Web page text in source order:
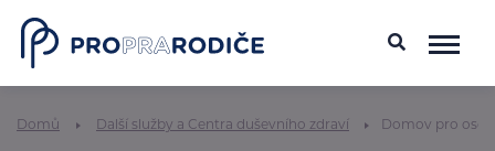
Domů Další služby a Centra duševního zdraví Domov pro